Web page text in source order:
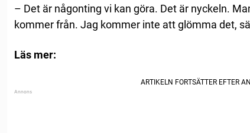
– Det är någonting vi kan göra. Det är nyckeln.
kommer från. Jag kommer inte att glömma det,
Läs mer: